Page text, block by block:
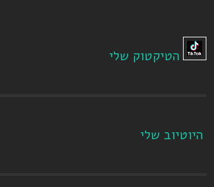
הטיקטוק שלי
היוטיוב שלי